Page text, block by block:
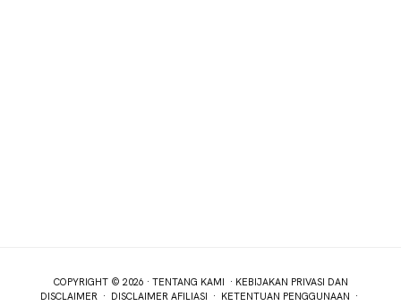
COPYRIGHT © 2026 · TENTANG KAMI · KEBIJAKAN PRIVASI DAN
DISCLAIMER · DISCLAIMER AFILIASI · KETENTUAN PENGGUNAAN ·